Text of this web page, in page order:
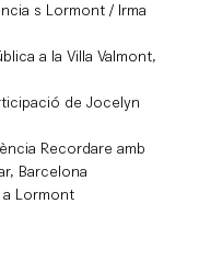
s Lormont / Irma
a la Villa Valmont,
de Jocelyn
Recordare amb
Barcelona
a Lormont